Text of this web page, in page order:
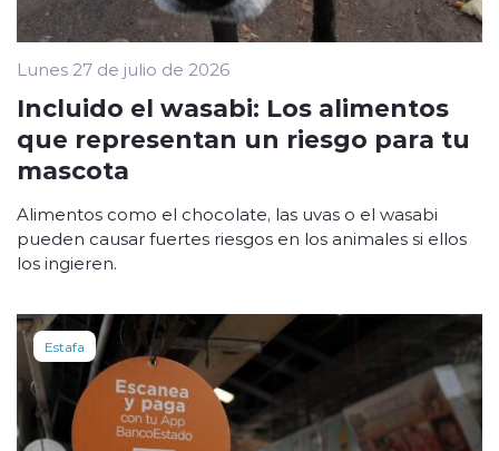
Lunes 27 de julio de 2026
Incluido el wasabi: Los alimentos
que representan un riesgo para tu
mascota
Alimentos como el chocolate, las uvas o el wasabi
pueden causar fuertes riesgos en los animales si ellos
los ingieren.
Estafa